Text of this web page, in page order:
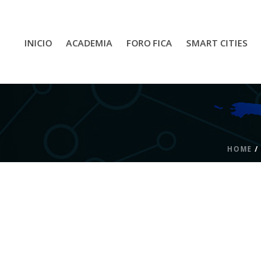
INICIO ACADEMIA FORO FICA SMART CITIES
HOME /